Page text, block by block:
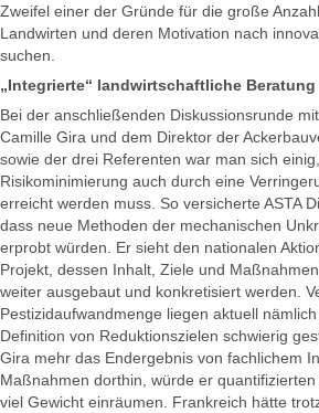
Zweifel einer der Gründe für die große
Landwirten und deren Motivation nach
suchen.
„Integrierte“ landwirtschaftliche
Bei der anschließenden Diskussionsrunde
Camille Gira und dem Direktor der
sowie der drei Referenten war man sich
Risikominimierung auch durch eine
erreicht werden muss. So versicherte ASTA
dass neue Methoden der mechanischen
erprobt würden. Er sieht den nationalen
Projekt, dessen Inhalt, Ziele und
weiter ausgebaut und konkretisiert werden.
Pestizidaufwandmenge liegen aktuell
Definition von Reduktionszielen schwierig
Gira mehr das Endergebnis von fachlichem
Maßnahmen dorthin, würde er
viel Gewicht einräumen. Frankreich hätte